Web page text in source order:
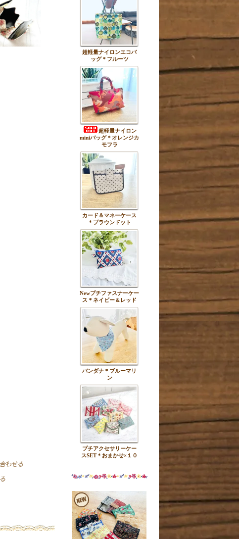
超軽量ナイロンエコバ
ッグ＊フルーツ
超軽量ナイロン
miniバッグ＊オレンジカ
モフラ
カード＆マネーケース
＊ブラウンドット
Newプチファスナーケー
ス＊ネイビー＆レッド
バンダナ＊ブルーマリ
ン
プチアクセサリーケー
スSET＊おまかせ×１０